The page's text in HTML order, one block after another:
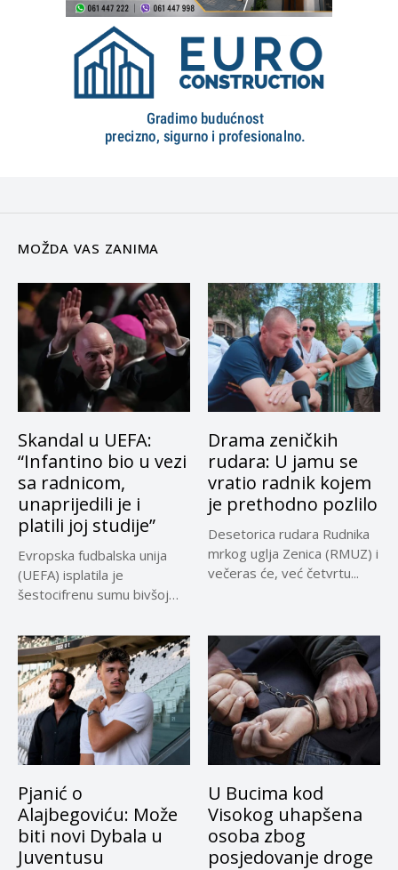
MOŽDA VAS ZANIMA
Skandal u UEFA:
“Infantino bio u vezi
sa radnicom,
unaprijedili je i
platili joj studije”
Evropska fudbalska unija
(UEFA) isplatila je
šestocifrenu sumu bivšoj
Drama zeničkih
rudara: U jamu se
vratio radnik kojem
je prethodno pozlilo
Desetorica rudara Rudnika
mrkog uglja Zenica (RMUZ) i
večeras će, već četvrtu...
Pjanić o
Alajbegoviću: Može
biti novi Dybala u
Juventusu
U Bucima kod
Visokog uhapšena
osoba zbog
posjedovanje droge